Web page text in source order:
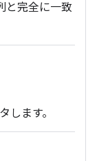
と完全に一致
します。